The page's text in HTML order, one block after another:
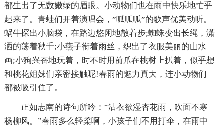
都生出了无数嫩绿的眉眼。小动物们也在雨中快乐地忙乎
起来了。青蛙们开着演唱会，”呱呱呱”的歌声优美动听。
蜗牛探出小脑袋，在路边悠闲地散着步;蜘蛛变出长绳，潇
洒的荡着秋千;小燕子衔着雨丝，织出了衣服美丽的山水
画;小狗兴奋地玩着，时不时用前爪在桃树上扒着，似乎想
和桃花姐妹们亲密接触呢!春雨的魅力真大，连小动物们
都被吸引住了。
正如志南的诗句所吟：“沾衣欲湿杏花雨，吹面不寒
杨柳风。”春雨多么轻柔啊，小孩子们不用打伞，在雨中